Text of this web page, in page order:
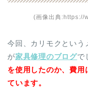
(画像出典
今回、カリモクという
が家具修理のブログで
を使用したのか、費
ています。